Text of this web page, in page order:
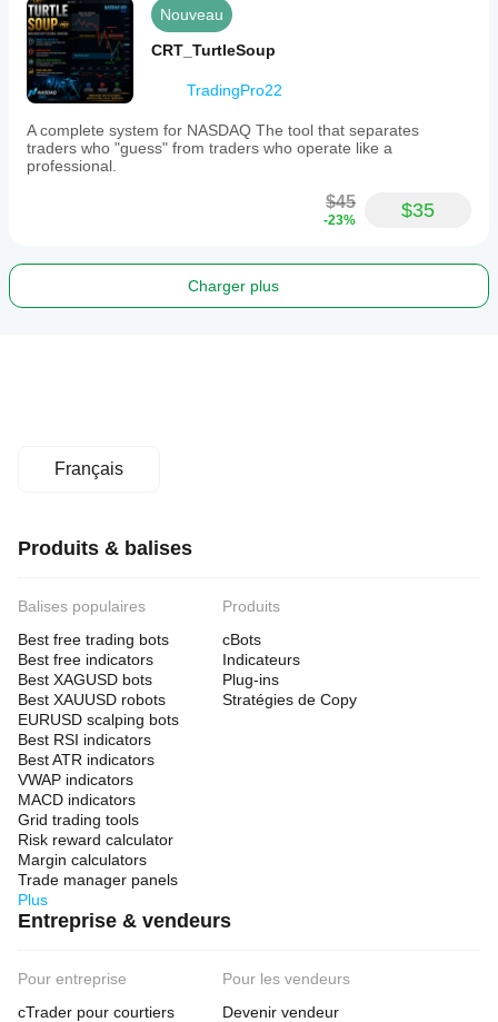
Nouveau
CRT_TurtleSoup
TradingPro22
A complete system for NASDAQ The tool that separates
traders who "guess" from traders who operate like a
professional.
$45
-23% $35
Charger plus
Français
Produits & balises
Balises populaires
Best free trading bots
Best free indicators
Best XAGUSD bots
Best XAUUSD robots
EURUSD scalping bots
Best RSI indicators
Best ATR indicators
VWAP indicators
MACD indicators
Grid trading tools
Risk reward calculator
Margin calculators
Trade manager panels
Plus
Produits
cBots
Indicateurs
Plug-ins
Stratégies de Copy
Entreprise & vendeurs
Pour entreprise
cTrader pour courtiers
Pour les vendeurs
Devenir vendeur